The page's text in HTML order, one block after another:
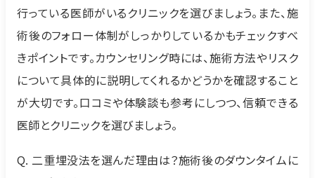
行っている医師がいるクリニックを選びましょう。また、施
術後のフォロー体制がしっかりしているかもチェックすべ
きポイントです。カウンセリング時には、施術方法やリスク
について具体的に説明してくれるかどうかを確認すること
が大切です。口コミや体験談も参考にしつつ、信頼できる
医師とクリニックを選びましょう。
Q. 二重埋没法を選んだ理由は？施術後のダウンタイムに